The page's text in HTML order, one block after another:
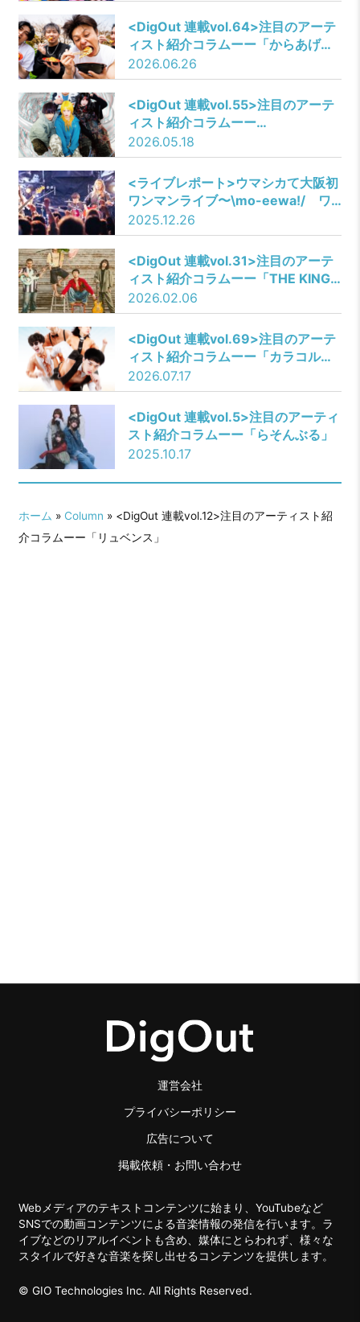
<DigOut 連載vol.64>​注目のアーテ
ィスト紹介コラムーー「からあげ弁
当」
2026.06.26
<DigOut 連載vol.55>注目のアーテ
ィスト紹介コラムーー
「Romansquall」
2026.05.18
<ライブレポート>ウマシカて大阪初
ワンマンライブ〜\mo-eewa!/ ワ
ンマン編〜
2025.12.26
<DigOut 連載vol.31>注目のアーテ
ィスト紹介コラムーー「THE KING
OF ROOKIE」
2026.02.06
​<DigOut 連載vol.69>注目のアーテ
ィスト紹介コラムーー「カラコルム
の山々」
2026.07.17
<DigOut 連載vol.5>注目のアーティ
スト紹介コラムーー「らそんぶる」
2025.10.17
ホーム » Column » ​​<DigOut 連載vol.12>注目のアーティスト紹
介コラムーー「リュベンス」
運営会社
プライバシーポリシー
広告について
掲載依頼・お問い合わせ
Webメディアのテキストコンテンツに始まり、YouTubeなど
SNSでの動画コンテンツによる音楽情報の発信を行います。ラ
イブなどのリアルイベントも含め、媒体にとらわれず、様々な
スタイルで好きな音楽を探し出せるコンテンツを提供します。
© GIO Technologies Inc. All Rights Reserved.